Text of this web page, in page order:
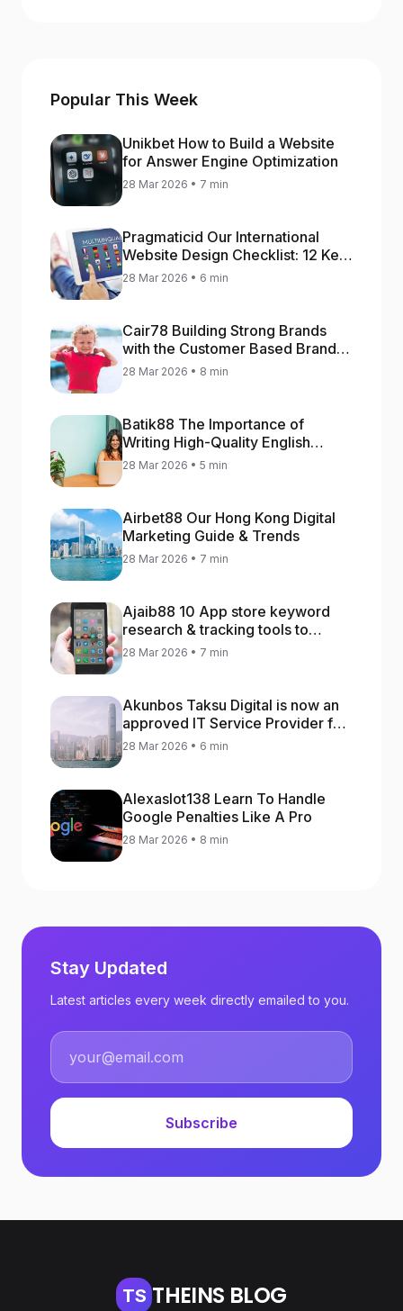
Popular This Week
Unikbet How to Build a Website
for Answer Engine Optimization
28 Mar 2026 • 7 min
Pragmaticid Our International
Website Design Checklist: 12 Key
Stages
28 Mar 2026 • 6 min
Cair78 Building Strong Brands
with the Customer Based Brand
Equity (CBBE) Model
28 Mar 2026 • 8 min
Batik88 The Importance of
Writing High-Quality English
Content
28 Mar 2026 • 5 min
Airbet88 Our Hong Kong Digital
Marketing Guide & Trends
28 Mar 2026 • 7 min
Ajaib88 10 App store keyword
research & tracking tools to
increase app rankings
28 Mar 2026 • 7 min
Akunbos Taksu Digital is now an
approved IT Service Provider for
the Hong Kong Distance Business
28 Mar 2026 • 6 min
Alexaslot138 Learn To Handle
Google Penalties Like A Pro
28 Mar 2026 • 8 min
Stay Updated
Latest articles every week directly emailed to you.
Subscribe
TS THEINS BLOG